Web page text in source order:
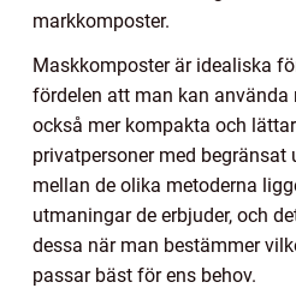
markkomposter.
Maskkomposter är idealiska
fördelen att man kan
också mer kompakta och
privatpersoner med begränsat
mellan de olika metoderna
utmaningar de erbjuder, och
dessa när man bestämmer
passar bäst för ens behov.